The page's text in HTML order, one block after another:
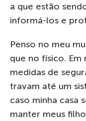
a que estão
informá-los e
Penso no meu
que no físico. Em
medidas de
travam até um
caso minha casa
manter meus